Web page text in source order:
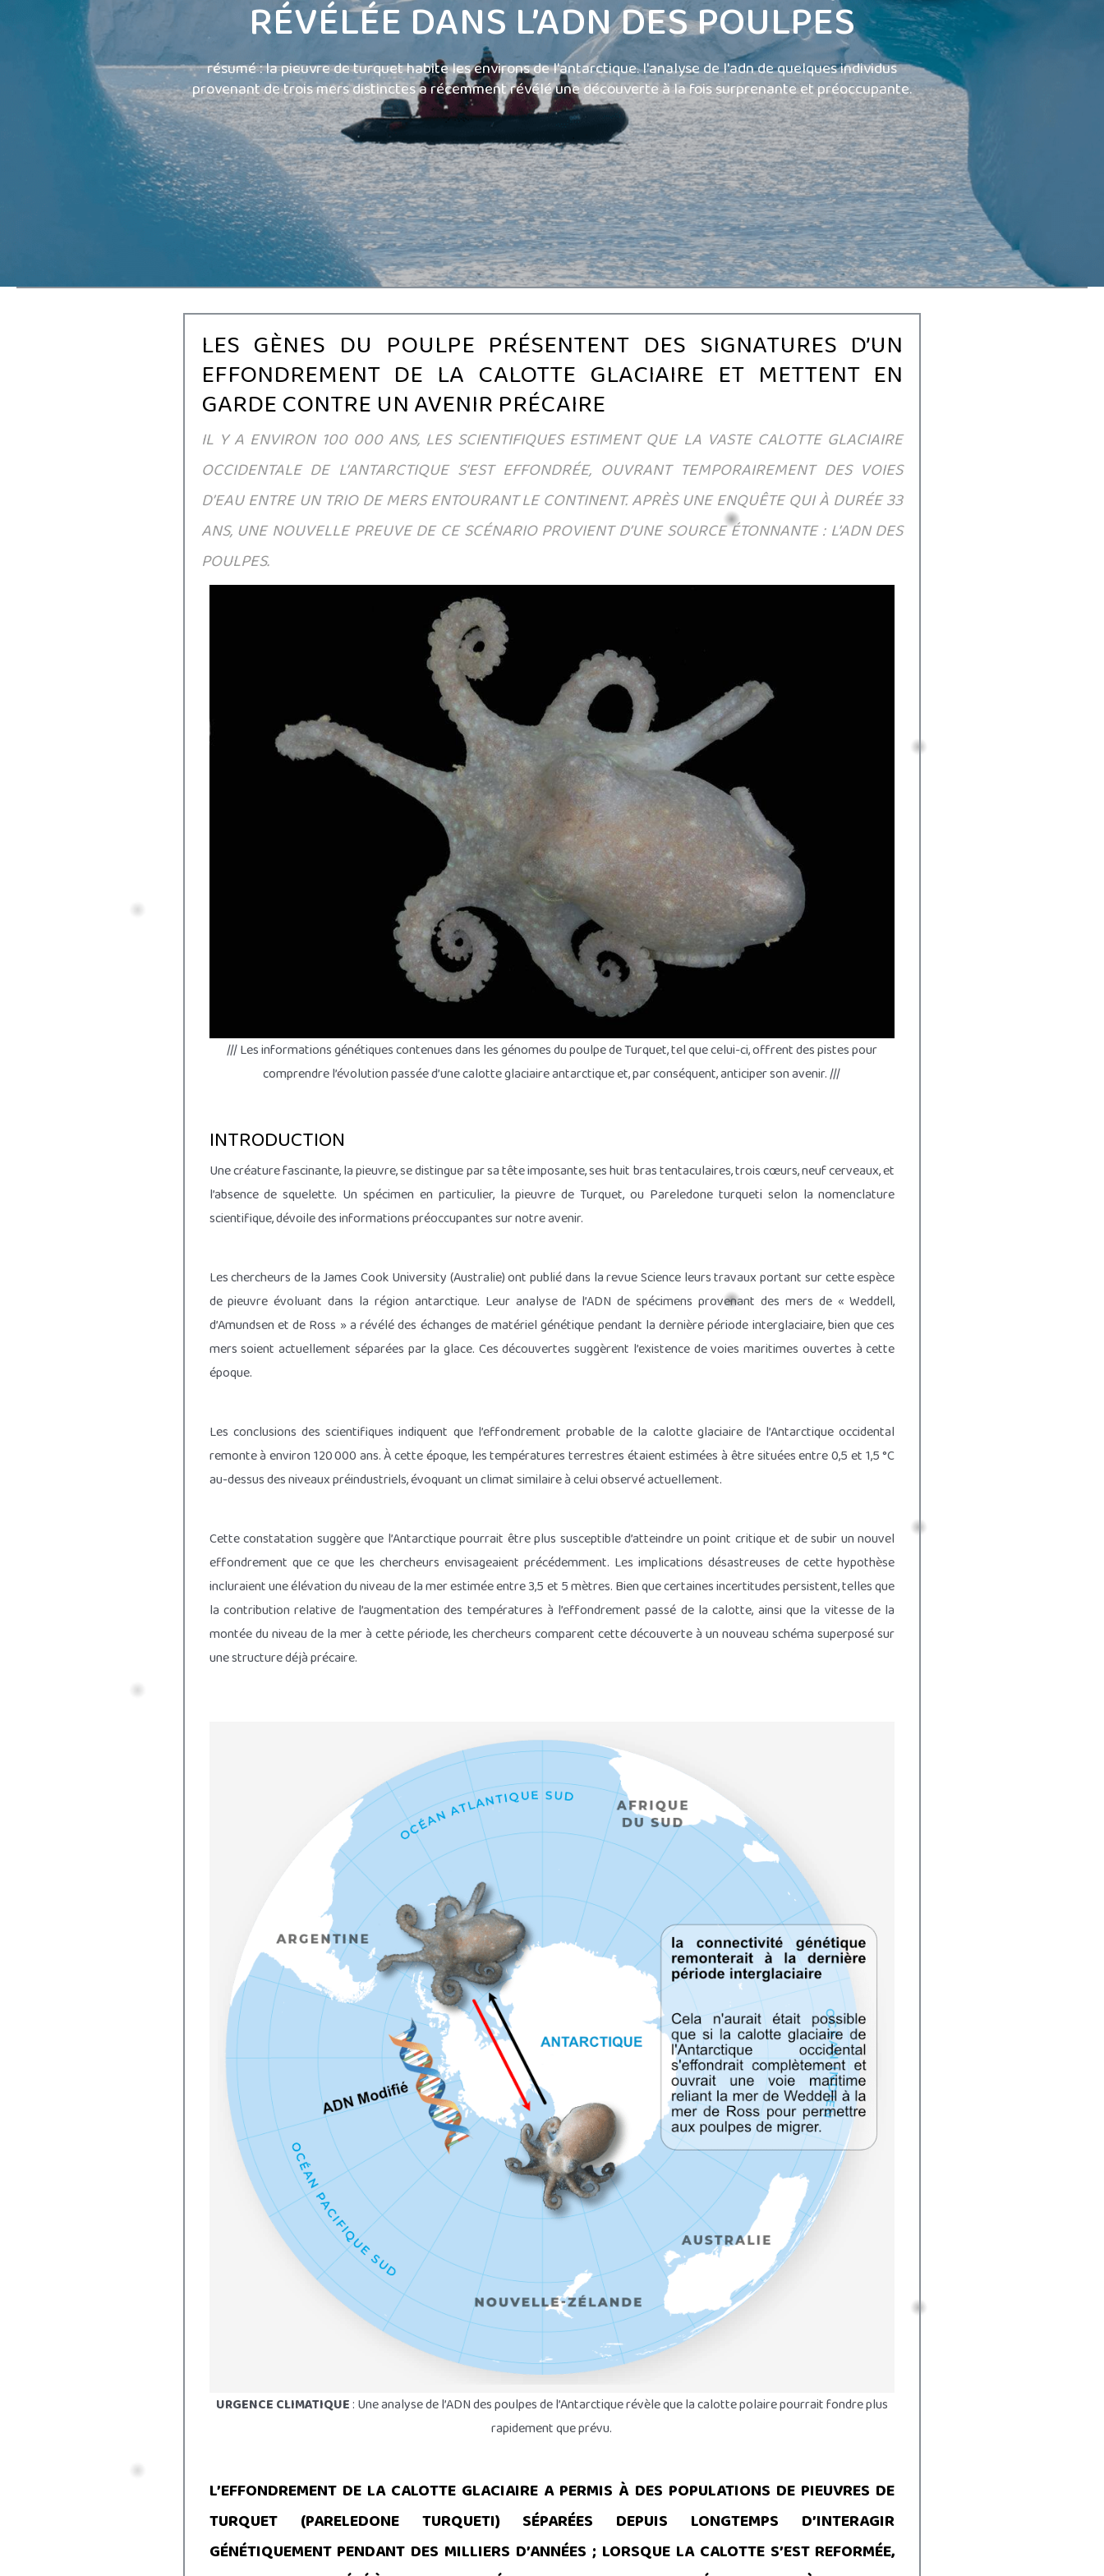
RÉVÉLÉE DANS L’ADN DES POULPES
résumé : la pieuvre de turquet habite les environs de l'antarctique. l'analyse de l'adn de quelques individus
provenant de trois mers distinctes a récemment révélé une découverte à la fois surprenante et préoccupante.
LES GÈNES DU POULPE PRÉSENTENT DES SIGNATURES D’UN
EFFONDREMENT DE LA CALOTTE GLACIAIRE ET METTENT EN
GARDE CONTRE UN AVENIR PRÉCAIRE
IL Y A ENVIRON 100 000 ANS, LES SCIENTIFIQUES ESTIMENT QUE LA VASTE CALOTTE GLACIAIRE
OCCIDENTALE DE L’ANTARCTIQUE S’EST EFFONDRÉE, OUVRANT TEMPORAIREMENT DES VOIES
D’EAU ENTRE UN TRIO DE MERS ENTOURANT LE CONTINENT. APRÈS UNE ENQUÊTE QUI À DURÉE 33
ANS, UNE NOUVELLE PREUVE DE CE SCÉNARIO PROVIENT D’UNE SOURCE ÉTONNANTE : L’ADN DES
POULPES.
/// Les informations génétiques contenues dans les génomes du poulpe de Turquet, tel que celui-ci, offrent des pistes pour
comprendre l’évolution passée d’une calotte glaciaire antarctique et, par conséquent, anticiper son avenir. ///
INTRODUCTION
Une créature fascinante, la pieuvre, se distingue par sa tête imposante, ses huit bras tentaculaires, trois cœurs, neuf cerveaux, et
l’absence de squelette. Un spécimen en particulier, la pieuvre de Turquet, ou Pareledone turqueti selon la nomenclature
scientifique, dévoile des informations préoccupantes sur notre avenir.
Les chercheurs de la James Cook University (Australie) ont publié dans la revue Science leurs travaux portant sur cette espèce
de pieuvre évoluant dans la région antarctique. Leur analyse de l’ADN de spécimens provenant des mers de « Weddell,
d’Amundsen et de Ross » a révélé des échanges de matériel génétique pendant la dernière période interglaciaire, bien que ces
mers soient actuellement séparées par la glace. Ces découvertes suggèrent l’existence de voies maritimes ouvertes à cette
époque.
Les conclusions des scientifiques indiquent que l’effondrement probable de la calotte glaciaire de l’Antarctique occidental
remonte à environ 120 000 ans. À cette époque, les températures terrestres étaient estimées à être situées entre 0,5 et 1,5 °C
au-dessus des niveaux préindustriels, évoquant un climat similaire à celui observé actuellement.
Cette constatation suggère que l’Antarctique pourrait être plus susceptible d’atteindre un point critique et de subir un nouvel
effondrement que ce que les chercheurs envisageaient précédemment. Les implications désastreuses de cette hypothèse
incluraient une élévation du niveau de la mer estimée entre 3,5 et 5 mètres. Bien que certaines incertitudes persistent, telles que
la contribution relative de l’augmentation des températures à l’effondrement passé de la calotte, ainsi que la vitesse de la
montée du niveau de la mer à cette période, les chercheurs comparent cette découverte à un nouveau schéma superposé sur
une structure déjà précaire.
URGENCE CLIMATIQUE: Une analyse de l’ADN des poulpes de l’Antarctique révèle que la calotte polaire pourrait fondre plus
rapidement que prévu.
L’EFFONDREMENT DE LA CALOTTE GLACIAIRE A PERMIS À DES POPULATIONS DE PIEUVRES DE
TURQUET (PARELEDONE TURQUETI) SÉPARÉES DEPUIS LONGTEMPS D’INTERAGIR
GÉNÉTIQUEMENT PENDANT DES MILLIERS D’ANNÉES ; LORSQUE LA CALOTTE S’EST REFORMÉE,